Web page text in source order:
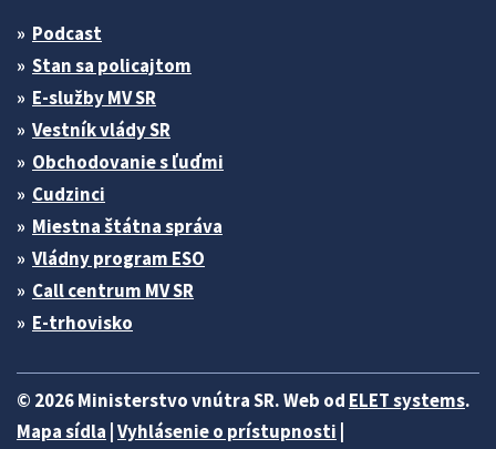
Podcast
Stan sa policajtom
E-služby MV SR
Vestník vlády SR
Obchodovanie s ľuďmi
Cudzinci
Miestna štátna správa
Vládny program ESO
Call centrum MV SR
E-trhovisko
© 2026 Ministerstvo vnútra SR. Web od ELET systems.
Mapa sídla Vyhlásenie o prístupnosti